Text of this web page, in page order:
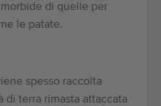
di quelle per
le patate.
spesso raccolta
di terra rimasta attaccata